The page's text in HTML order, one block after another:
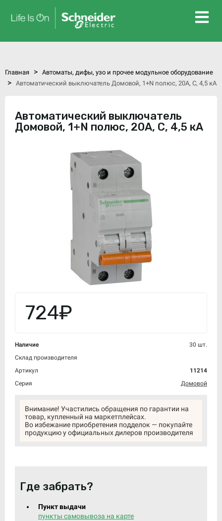
Главная > Автоматы, дифы, узо и прочее модульное оборудование
> Автоматический выключатель Домовой, 1+N полюс, 20А, C, 4,5 кА
Автоматический выключатель
Домовой, 1+N полюс, 20А, C, 4,5 кА
724₽
Наличие
30 шт.
Склад производителя
Артикул
11214
Серия
Домовой
Внимание! Участились обращения по гарантии на
товар, купленный на маркетплейсах.
Во избежание приобретения подделок — покупайте
продукцию у официальных дилеров производителя
Где забрать?
Пункт выдачи
пункты самовывоза на карте